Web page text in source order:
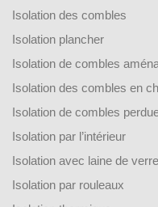
Isolation des combles
Isolation plancher
Isolation de combles
Isolation des combles en
Isolation de combles
Isolation par l’intérieur
Isolation avec laine de verre
Isolation par rouleaux